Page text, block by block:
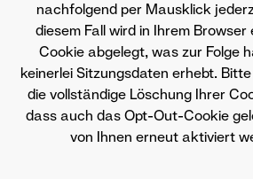
nachfolgend per Mausklick
diesem Fall wird in Ihrem
Cookie abgelegt, was zur Folge
keinerlei Sitzungsdaten erhebt.
die vollständige Löschung Ihrer
dass auch das Opt-Out-Cookie
von Ihnen erneut aktiviert